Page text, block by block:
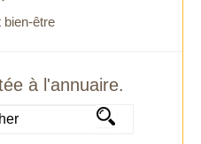
bien-être
à l'annuaire.